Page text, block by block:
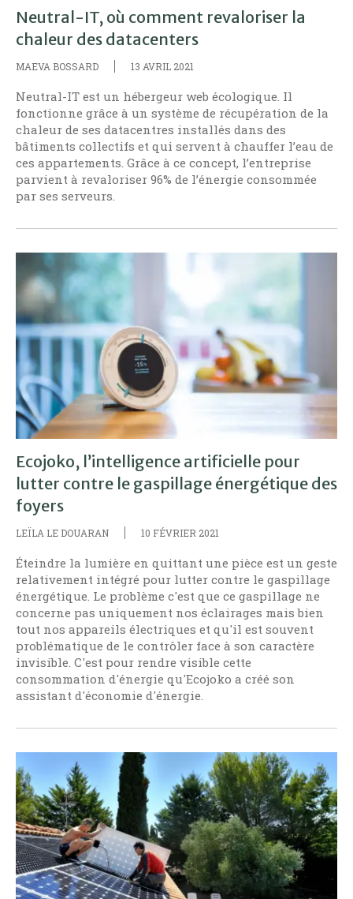
Neutral-IT, où comment revaloriser la
chaleur des datacenters
MAEVA BOSSARD 13 AVRIL 2021
Neutral-IT est un hébergeur web écologique. Il
fonctionne grâce à un système de récupération de la
chaleur de ses datacentres installés dans des
bâtiments collectifs et qui servent à chauffer l’eau de
ces appartements. Grâce à ce concept, l’entreprise
parvient à revaloriser 96% de l’énergie consommée
par ses serveurs.
Ecojoko, l’intelligence artificielle pour
lutter contre le gaspillage énergétique des
foyers
LEÏLA LE DOUARAN 10 FÉVRIER 2021
Éteindre la lumière en quittant une pièce est un geste
relativement intégré pour lutter contre le gaspillage
énergétique. Le problème c'est que ce gaspillage ne
concerne pas uniquement nos éclairages mais bien
tout nos appareils électriques et qu'il est souvent
problématique de le contrôler face à son caractère
invisible. C'est pour rendre visible cette
consommation d'énergie qu'Ecojoko a créé son
assistant d'économie d'énergie.